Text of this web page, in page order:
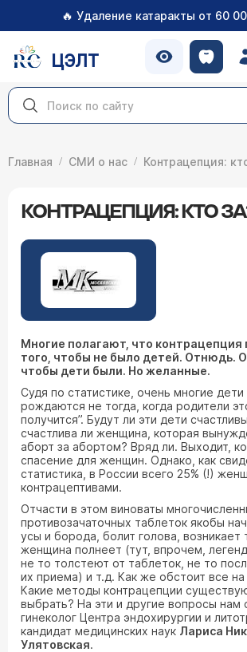
🔥 Удаление катаракты от 60
ЦЭЛТ
Главная СМИ о нас Контрацепция:
КОНТРАЦЕПЦИЯ: КТО
Многие полагают, что контрацепция
того, чтобы не было детей. Отнюдь.
чтобы дети были. Но желанные.
Судя по статистике, очень многие дети
рождаются не тогда, когда родители
получится”. Будут ли эти дети
счастлива ли женщина, которая
аборт за абортом? Вряд ли. Выходит,
спасение для женщин. Однако, как
статистика, в России всего 25% (!)
контрацептивами.
Отчасти в этом виноваты
противозачаточных таблеток якобы
усы и борода, болит голова, возникает
женщина полнеет (тут, впрочем,
не то толстеют от таблеток, не то
их приема) и т.д. Как же обстоит все
Какие методы контрацепции
выбрать? На эти и другие вопросы нам
гинеколог Центра эндохирургии и
кандидат медицинских наук Лариса
Улятовская.